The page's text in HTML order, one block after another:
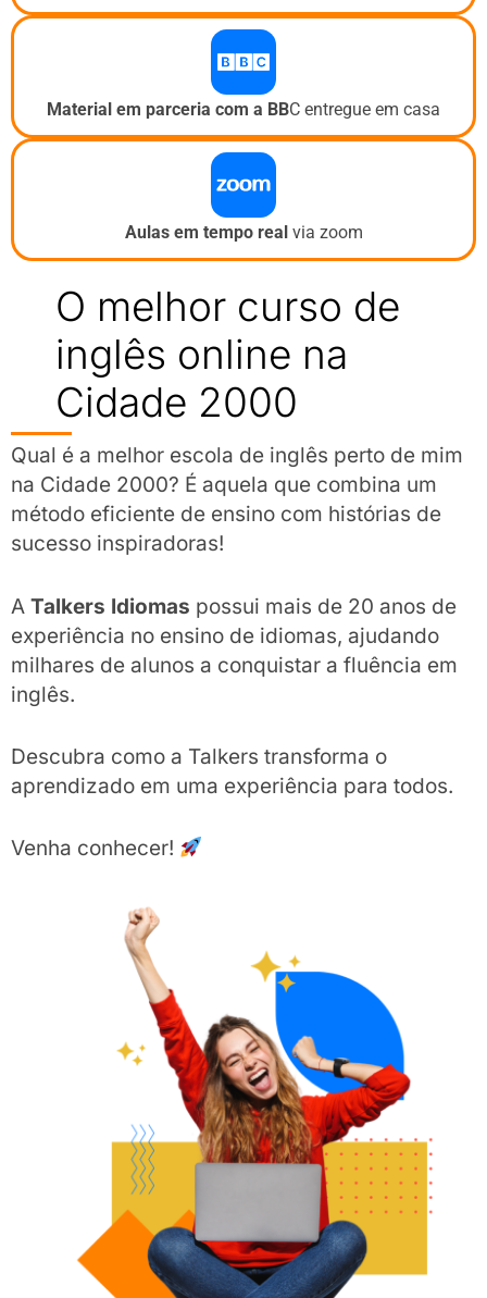
Material em parceria com a BBC entregue em casa
Aulas em tempo real via zoom
O melhor curso de
inglês online na
Cidade 2000
Qual é a melhor escola de inglês perto de mim
na Cidade 2000? É aquela que combina um
método eficiente de ensino com histórias de
sucesso inspiradoras!
A Talkers Idiomas possui mais de 20 anos de
experiência no ensino de idiomas, ajudando
milhares de alunos a conquistar a fluência em
inglês.
Descubra como a Talkers transforma o
aprendizado em uma experiência para todos.
Venha conhecer!